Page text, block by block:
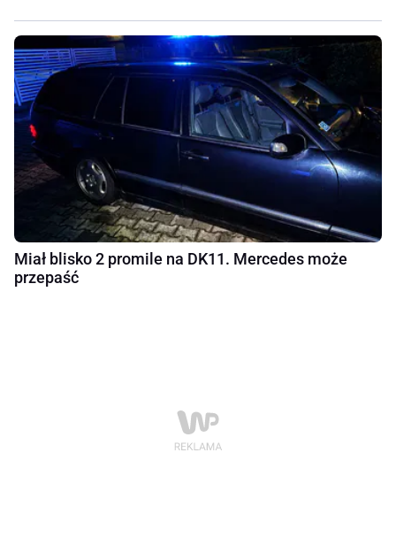
Miał blisko 2 promile na DK11. Mercedes może
przepaść